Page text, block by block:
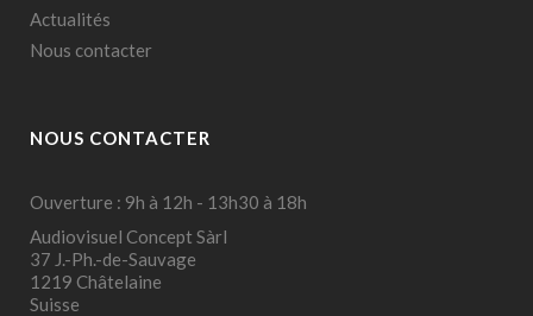
Actualités
Nous contacter
NOUS CONTACTER
Ouverture : 9h à 12h - 13h30 à 18h
Audiovisuel Concept Sàrl
37 J.-Ph.-de-Sauvage
1219 Châtelaine
Suisse